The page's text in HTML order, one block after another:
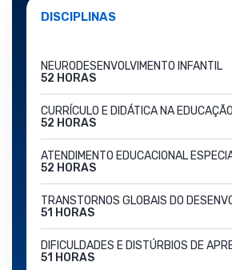
DISCIPLINAS
NEURODESENVOLVIMENTO INFANTIL
52 HORAS
CURRÍCULO E DIDÁTICA NA
52 HORAS
ATENDIMENTO EDUCACIONAL
52 HORAS
TRANSTORNOS GLOBAIS DO
51 HORAS
DIFICULDADES E DISTÚRBIOS DE
51 HORAS